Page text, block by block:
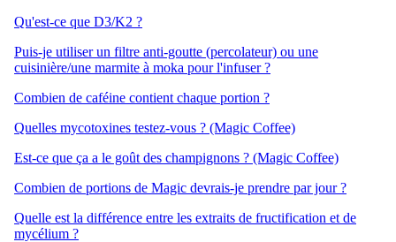
Qu'est-ce que D3/K2 ?
Puis-je utiliser un filtre anti-goutte (percolateur) ou une
cuisinière/une marmite à moka pour l'infuser ?
Combien de caféine contient chaque portion ?
Quelles mycotoxines testez-vous ? (Magic Coffee)
Est-ce que ça a le goût des champignons ? (Magic Coffee)
Combien de portions de Magic devrais-je prendre par jour ?
Quelle est la différence entre les extraits de fructification et de
mycélium ?